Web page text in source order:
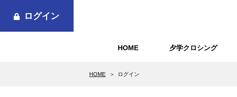
HOME 夕学クロシング
ログイン
HOME ログイン